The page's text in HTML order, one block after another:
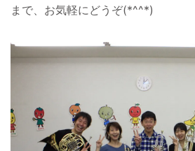
まで、お気軽にどうぞ(*^^*)